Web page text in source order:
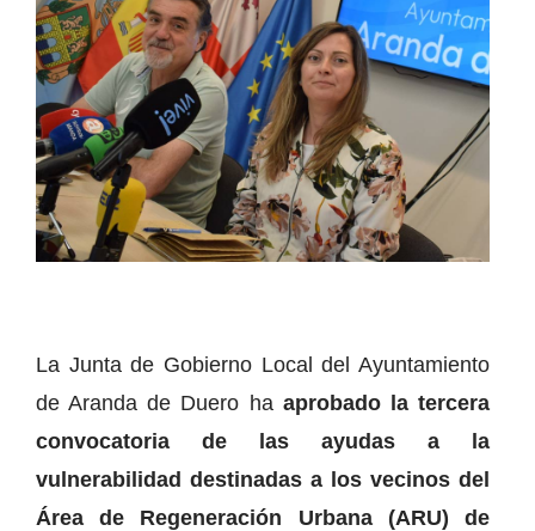
La Junta de Gobierno Local del Ayuntamiento
de Aranda de Duero ha aprobado la tercera
convocatoria de las ayudas a la
vulnerabilidad destinadas a los vecinos del
Área de Regeneración Urbana (ARU) de